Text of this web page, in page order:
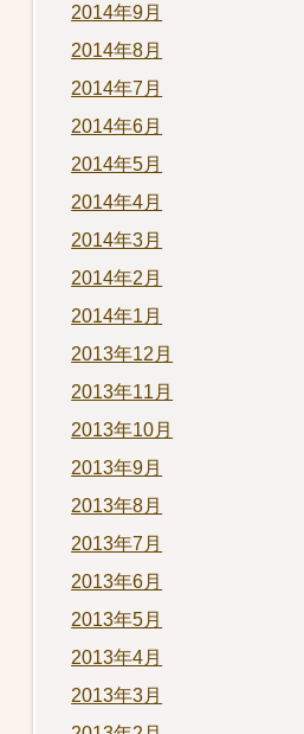
2014年9月
2014年8月
2014年7月
2014年6月
2014年5月
2014年4月
2014年3月
2014年2月
2014年1月
2013年12月
2013年11月
2013年10月
2013年9月
2013年8月
2013年7月
2013年6月
2013年5月
2013年4月
2013年3月